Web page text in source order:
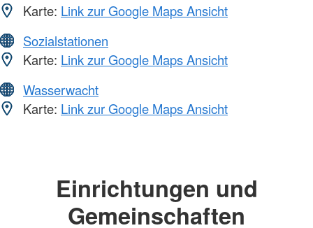
Karte: Link zur Google Maps Ansicht
Sozialstationen
Karte: Link zur Google Maps Ansicht
Wasserwacht
Karte: Link zur Google Maps Ansicht
Einrichtungen und
Gemeinschaften